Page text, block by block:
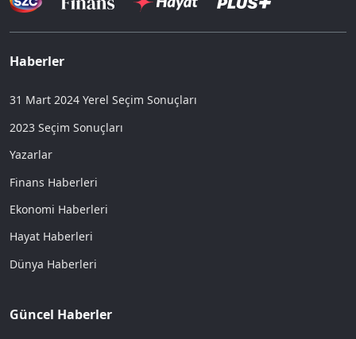
Haberler
31 Mart 2024 Yerel Seçim Sonuçları
2023 Seçim Sonuçları
Yazarlar
Finans Haberleri
Ekonomi Haberleri
Hayat Haberleri
Dünya Haberleri
Güncel Haberler